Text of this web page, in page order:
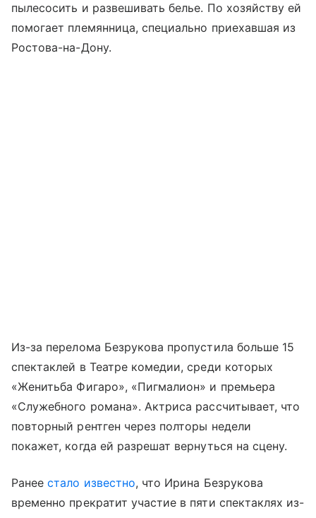
пылесосить и развешивать белье. По хозяйству ей
помогает племянница, специально приехавшая из
Ростова-на-Дону.
Из-за перелома Безрукова пропустила больше 15
спектаклей в Театре комедии, среди которых
«Женитьба Фигаро», «Пигмалион» и премьера
«Служебного романа». Актриса рассчитывает, что
повторный рентген через полторы недели
покажет, когда ей разрешат вернуться на сцену.
Ранеестало известно, что Ирина Безрукова
временно прекратит участие в пяти спектаклях из-